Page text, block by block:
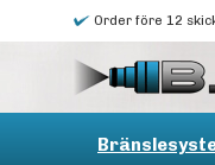
Order före 12